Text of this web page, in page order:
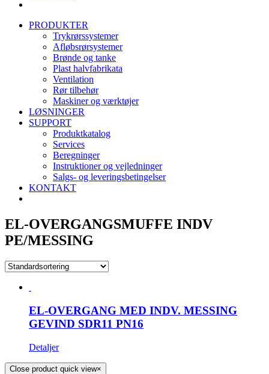
PRODUKTER
Trykrørssystemer
Afløbsrørsystemer
Brønde og tanke
Plast halvfabrikata
Ventilation
Rør tilbehør
Maskiner og værktøjer
LØSNINGER
SUPPORT
Produktkatalog
Services
Beregninger
Instruktioner og vejledninger
Salgs- og leveringsbetingelser
KONTAKT
EL-OVERGANGSMUFFE INDV
PE/MESSING
EL-OVERGANG MED INDV. MESSING
GEVIND SDR11 PN16
Detaljer
Close product quick view×